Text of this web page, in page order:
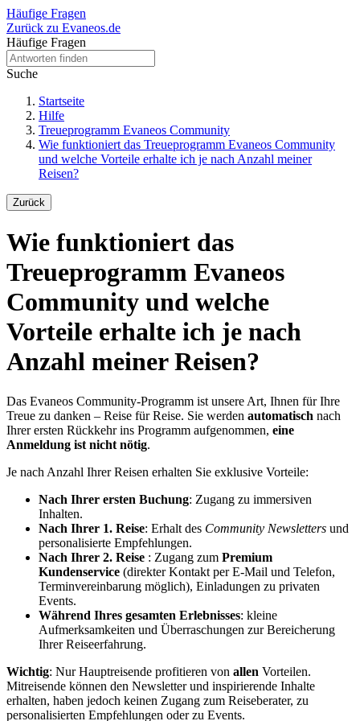
Häufige Fragen
Zurück zu Evaneos.de
Häufige Fragen
Suche
Startseite
Hilfe
Treueprogramm Evaneos Community
Wie funktioniert das Treueprogramm Evaneos Community
und welche Vorteile erhalte ich je nach Anzahl meiner
Reisen?
Zurück
Wie funktioniert das
Treueprogramm Evaneos
Community und welche
Vorteile erhalte ich je nach
Anzahl meiner Reisen?
Das Evaneos Community-Programm ist unsere Art, Ihnen für Ihre
Treue zu danken – Reise für Reise. Sie werden automatisch nach
Ihrer ersten Rückkehr ins Programm aufgenommen, eine
Anmeldung ist nicht nötig.
Je nach Anzahl Ihrer Reisen erhalten Sie exklusive Vorteile:
Nach Ihrer ersten Buchung: Zugang zu immersiven
Inhalten.
Nach Ihrer 1. Reise: Erhalt des Community Newsletters und
personalisierte Empfehlungen.
Nach Ihrer 2. Reise : Zugang zum Premium
Kundenservice (direkter Kontakt per E-Mail und Telefon,
Terminvereinbarung möglich), Einladungen zu privaten
Events.
Während Ihres gesamten Erlebnisses: kleine
Aufmerksamkeiten und Überraschungen zur Bereicherung
Ihrer Reiseerfahrung.
Wichtig: Nur Hauptreisende profitieren von allen Vorteilen.
Mitreisende können den Newsletter und inspirierende Inhalte
erhalten, haben jedoch keinen Zugang zum Reiseberater, zu
personalisierten Empfehlungen oder zu Events.